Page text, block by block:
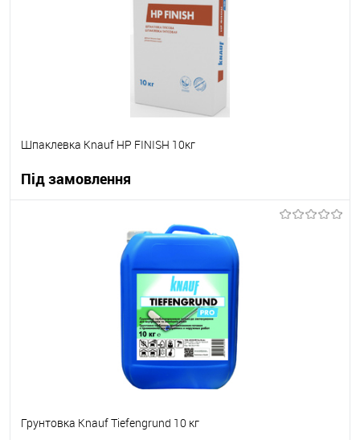
Шпаклевка Knauf НР FINISH 10кг
Під замовлення
В корзину
Під замовлення
Грунтовка Knauf Tiefengrund 10 кг